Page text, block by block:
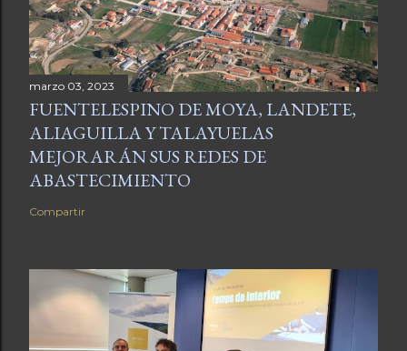
marzo 03, 2023
FUENTELESPINO DE MOYA, LANDETE,
ALIAGUILLA Y TALAYUELAS
MEJORARÁN SUS REDES DE
ABASTECIMIENTO
Compartir